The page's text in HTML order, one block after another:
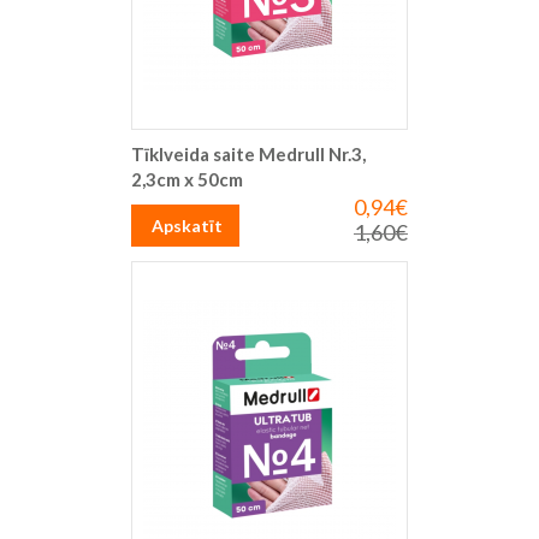
Tīklveida saite Medrull Nr.3,
2,3cm x 50cm
Īpaša
cena
0,94€
Parastā
cena
1,60€
Apskatīt